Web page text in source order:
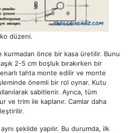
düzeni.
önce bir kasa üretilir. Bunu
2-5 cm boşluk bırakırken bir
tahta monte edilir ve monte
önemli bir rol oynar. Kutu
sabitlenir. Ayrıca, tüm
ve trim ile kaplanır. Camlar daha
şekilde yapılır. Bu durumda, ilk